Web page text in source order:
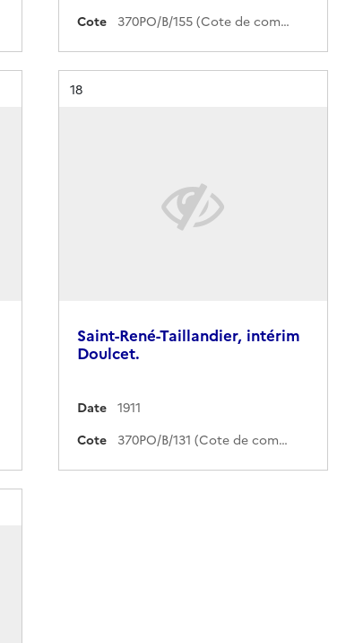
Cote
370PO/B/155 (Cote de commande)
Résultat n°
18
Saint-René-Taillandier, intérim
Doulcet.
Date
1911
Cote
370PO/B/131 (Cote de commande)